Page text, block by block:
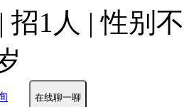
招1人 | 性别
在线聊一聊